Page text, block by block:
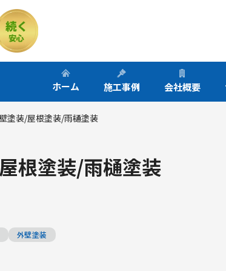
ホーム 施工事例 会社概要
塗装/屋根塗装/雨樋塗装
根塗装/雨樋塗装
外壁塗装